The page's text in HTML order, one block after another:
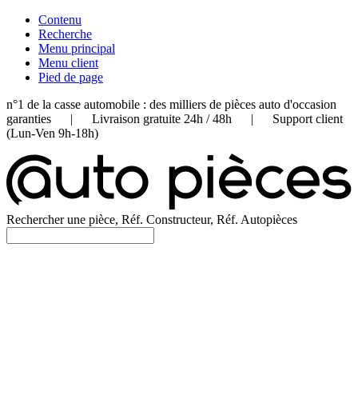
Contenu
Recherche
Menu principal
Menu client
Pied de page
n°1 de la casse automobile : des milliers de pièces auto d'occasion
garanties | Livraison gratuite 24h / 48h | Support client
(Lun-Ven 9h-18h)
Rechercher une pièce, Réf. Constructeur, Réf. Autopièces